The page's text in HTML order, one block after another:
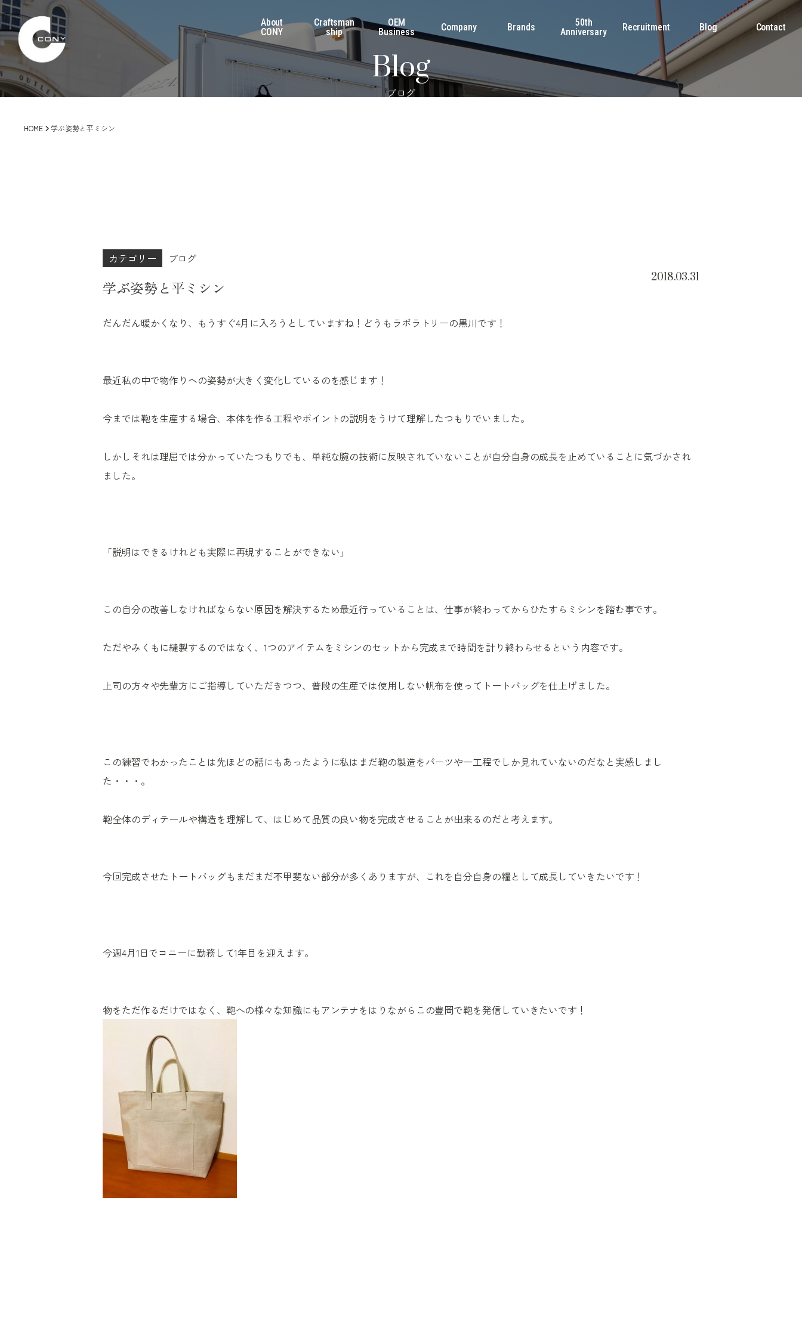
About
CONY
Craftsman
ship
OEM
Business
Company Brands
50th
Anniversary
Recruitment Blog Contact
Blog
ブログ
HOME 学ぶ姿勢と平ミシン
カテゴリー ブログ
学ぶ姿勢と平ミシン 2018.03.31
だんだん暖かくなり、もうすぐ4月に入ろうとしていますね！どうもラボラトリーの黒川です！
最近私の中で物作りへの姿勢が大きく変化しているのを感じます！
今までは鞄を生産する場合、本体を作る工程やポイントの説明をうけて理解したつもりでいました。
しかしそれは理屈では分かっていたつもりでも、単純な腕の技術に反映されていないことが自分自身の成長を止めていることに気づかされ
ました。
「説明はできるけれども実際に再現することができない」
この自分の改善しなければならない原因を解決するため最近行っていることは、仕事が終わってからひたすらミシンを踏む事です。
ただやみくもに縫製するのではなく、1つのアイテムをミシンのセットから完成まで時間を計り終わらせるという内容です。
上司の方々や先輩方にご指導していただきつつ、普段の生産では使用しない帆布を使ってトートバッグを仕上げました。
この練習でわかったことは先ほどの話にもあったように私はまだ鞄の製造をパーツや一工程でしか見れていないのだなと実感しまし
た・・・。
鞄全体のディテールや構造を理解して、はじめて品質の良い物を完成させることが出来るのだと考えます。
今回完成させたトートバッグもまだまだ不甲斐ない部分が多くありますが、これを自分自身の糧として成長していきたいです！
今週4月1日でコニーに勤務して1年目を迎えます。
物をただ作るだけではなく、鞄への様々な知識にもアンテナをはりながらこの豊岡で鞄を発信していきたいです！